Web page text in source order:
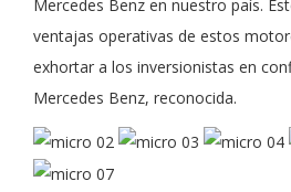
Mercedes Benz en nuestro país.
ventajas operativas de estos
exhortar a los inversionistas en
Mercedes Benz, reconocida.